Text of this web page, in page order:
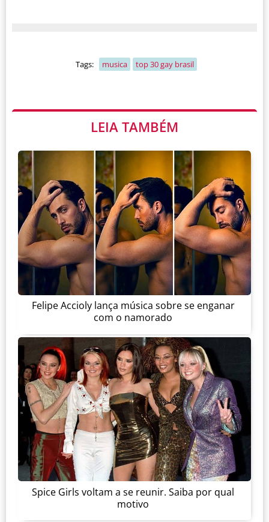
Tags: musica top 30 gay brasil
LEIA TAMBÉM
Felipe Accioly lança música sobre se enganar
com o namorado
Spice Girls voltam a se reunir. Saiba por qual
motivo